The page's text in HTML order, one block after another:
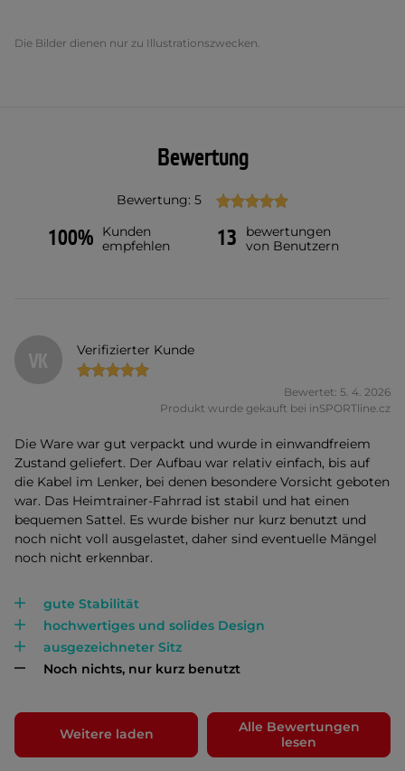
Die Bilder dienen nur zu Illustrationszwecken.
Bewertung
Bewertung: 5
100%
Kunden
empfehlen
13
bewertungen
von Benutzern
VK Verifizierter Kunde
Bewertet: 5. 4. 2026
Produkt wurde gekauft bei inSPORTline.cz
Die Ware war gut verpackt und wurde in einwandfreiem
Zustand geliefert. Der Aufbau war relativ einfach, bis auf
die Kabel im Lenker, bei denen besondere Vorsicht geboten
war. Das Heimtrainer-Fahrrad ist stabil und hat einen
bequemen Sattel. Es wurde bisher nur kurz benutzt und
noch nicht voll ausgelastet, daher sind eventuelle Mängel
noch nicht erkennbar.
gute Stabilität
hochwertiges und solides Design
ausgezeichneter Sitz
Noch nichts, nur kurz benutzt
Weitere laden
Alle Bewertungen
lesen